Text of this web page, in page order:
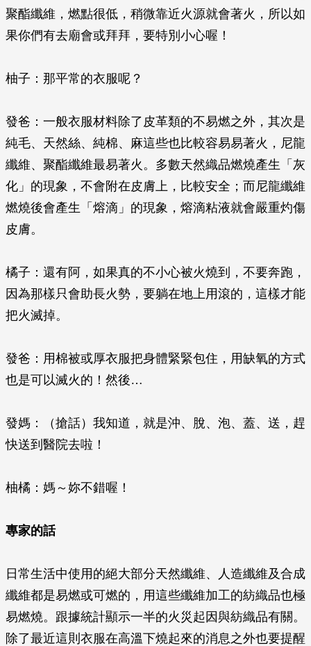
聚酯纖維，燃點很低，稍微靠近火源就會著火，所以如
果你們有去廟會或拜拜，要特別小心喔！
柚子：那平常的衣服呢？
發爸：一般衣服材料除了皮革類的不易燃之外，其次是
純毛、天然絲、純棉、麻這些也比較容易易著火，尼龍
纖維、聚酯纖維最易著火。多數天然織品燃燒產生「灰
化」的現象，不會附在皮膚上，比較安全；而尼龍纖維
燃燒後會產生「熔滴」的現象，熔滴粘液就會嚴重灼傷
皮膚。
橘子：還有阿，如果真的不小心被火燒到，不要奔跑，
因為那樣只會助長火勢，要躺在地上用滾的，這樣才能
把火滅掉。
發爸：用棉被或厚衣服把身體緊緊包住，用缺氧的方式
也是可以滅火的！然後…
發媽：（搶話）我知道，就是沖、脫、泡、蓋、送，趕
快送到醫院去啦！
柚橘：媽～妳不錯喔！
專家的話
日常生活中使用的絕大部分天然纖維、人造纖維及合成
纖維都是易燃或可燃的，用這些纖維加工的紡織品也極
易燃燒。跟據統計顯示一半的火災起因與紡織品有關。
除了最近這則衣服在高溫下燒起來的消息之外也要提醒